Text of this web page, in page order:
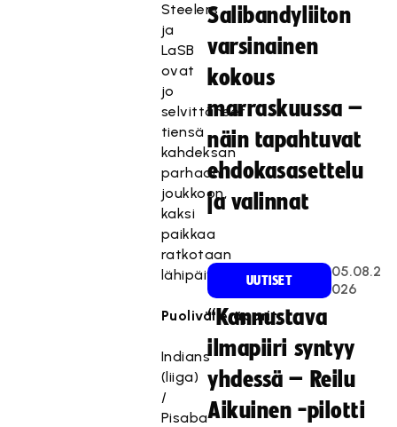
Steelers
ja
LaSB
ovat
jo
selvittäneet
tiensä
kahdeksan
parhaan
joukkoon,
kaksi
paikkaa
ratkotaan
lähipäivinä.
Puolivälieräparit:
Indians
(liiga)
/
Pisaba
Salibandyliiton
varsinainen
kokous
marraskuussa –
näin tapahtuvat
ehdokasasettelu
ja valinnat
UUTISET
05.08.2
026
“Kannustava
ilmapiiri syntyy
yhdessä – Reilu
Aikuinen -pilotti